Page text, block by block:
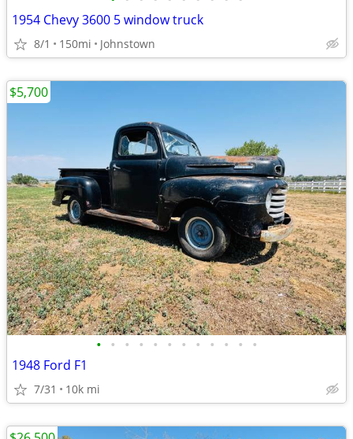
1954 Chevy 3600 5 window truck
8/1 150mi Johnstown
• • • • • • • • • • • •
1948 Ford F1
7/31 10k mi
$5,700